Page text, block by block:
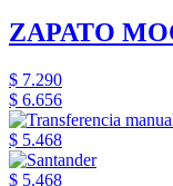
ZAPATO
$ 7.290
$ 6.656
$ 5.468
$ 5.468